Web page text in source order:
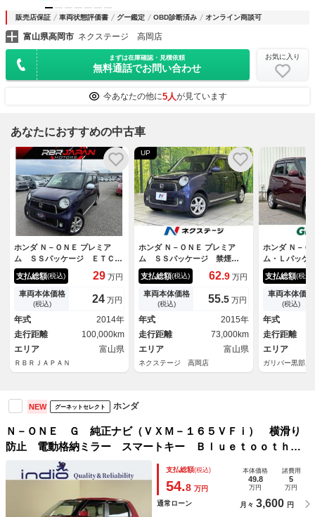
販売店保証 車両状態評価書 グー鑑定 OBD診断済み オンライン商談可
富山県高岡市 ネクステージ 高岡店
まずは在庫確認・見積依頼
無料通話でお問い合わせ
お気に入り
今あなたの他に5人が見ています
あなたにおすすめの中古車
ホンダ Ｎ－ＯＮＥ プレミア
ム ＳＳパッケージ ＥＴＣ
バックカメラ ナビ ＴＶ 衝
突被害軽減システム オートラ
イト ＨＩＤ スマートキー
アイドリングストップ 電動格
納ミラー シートヒーター ベ
ンチシート ＣＶＴ 車検２年
付き
支払総額(税込) 29 万円
車両本体価格
(税込) 24 万円
年式
2014年
走行距離
100,000km
エリア
富山県
ＲＢＲＪＡＰＡＮ
UP
ホンダ Ｎ－ＯＮＥ プレミア
ム ＳＳパッケージ 禁煙
車 ＳＤナビ 衝突被害軽減
システム ＨＩＤヘッド ＥＴ
Ｃ 純正１４インチアルミ シ
ートヒーター オートエアコ
ン Ｂｌｕｅｔｏｏｔｈ Ｃ
Ｄ プライバシーガラス サン
バイザー
支払総額(税込) 62.9 万円
車両本体価格
(税込) 55.5 万円
年式
2015年
走行距離
73,000km
エリア
富山県
ネクステージ 高岡店
ホンダ Ｎ－Ｏ
ム・Ｌパッケ
ナビゲーショ
Ｖ ベンチシ
プシート 純
純正アルミ
キー ＨＩＤ
ートライト
ＳＯＦＩＸ
支払総額(税込)
車両本体価格
(税込)
年式
走行距離
エリア
ガリバー黒部
NEW グーネットセレクト ホンダ
Ｎ－ＯＮＥ Ｇ 純正ナビ（ＶＸＭ－１６５ＶＦｉ） 横滑り
防止 電動格納ミラー スマートキー Ｂｌｕｅｔｏｏｔｈ
フルセグＴＶ スペアキー
支払総額(税込)
54.8 万円
本体価格
49.8
万円
諸費用
5
万円
通常ローン 月々 3,600 円